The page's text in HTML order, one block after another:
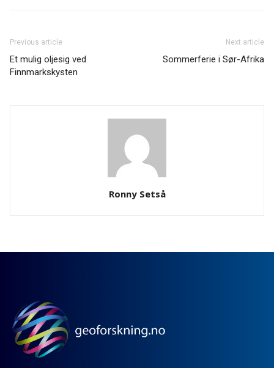
Previous article
Et mulig oljesig ved
Finnmarkskysten
Next article
Sommerferie i Sør-Afrika
Ronny Setså